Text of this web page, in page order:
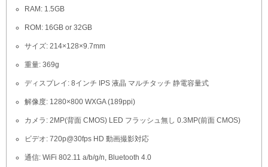
RAM: 1.5GB
ROM: 16GB or 32GB
サイズ: 214×128×9.7mm
重量: 369g
ディスプレイ: 8インチ IPS 液晶 マルチタッチ 静電容量式
解像度: 1280×800 WXGA (189ppi)
カメラ: 2MP(背面 CMOS) LED フラッシュ無し 0.3MP(前面 CMOS)
ビデオ: 720p@30fps HD 動画撮影対応
通信: WiFi 802.11 a/b/g/n, Bluetooth 4.0